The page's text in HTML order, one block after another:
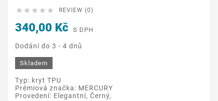
     REVIEW (0)
340,00 Kč S DPH
Dodání do 3 - 4 dnů
Skladem
Typ: kryt TPU
Prémiová značka: MERCURY
Provedení: Elegantní, Černý,